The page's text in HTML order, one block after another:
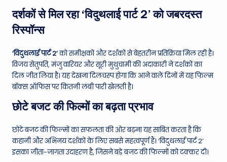
दर्शकों से मिल रहा ‘विदुथलाई पार्ट 2’ को जबरदस्त
रिस्पॉन्स
‘विदुथलाई पार्ट 2’को समीक्षकों और दर्शकों से बेहतरीन प्रतिक्रिया मिल रही है।
विजय सेतुपति, मंजु वारियर और सूरी मुथुचामी की अदाकारी ने दर्शकों का
दिल जीत लिया है। यह देखना दिलचस्प होगा कि आने वाले दिनों में यह फिल्म
बॉक्स ऑफिस पर कितनी लंबी पारी खेलती है।
छोटे बजट की फिल्मों का बढ़ता प्रभाव
छोटे बजट की फिल्मों का सफलता की ओर बढ़ना यह साबित करता है कि
कहानी और अभिनय दर्शकों के लिए सबसे महत्वपूर्ण हैं। ‘विदुथलाई पार्ट 2’
इसका जीता-जागता उदाहरण है, जिसने बड़े बजट की फिल्मों को टक्कर दी।